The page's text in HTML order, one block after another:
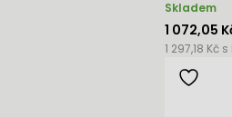
Skladem
1 072,05
1 297,18 Kč s